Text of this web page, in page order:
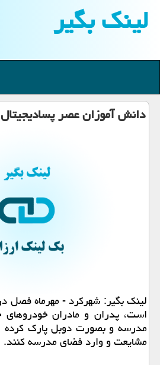
لینك بگیر
دانش آموزان عصر پسادیجیتال
لینك بگیر: شهركرد - مهرماه
است، پدران و مادران
مدرسه و بصورت دوبل پارك كرده
مشایعت و وارد فضای مدرسه كنند.